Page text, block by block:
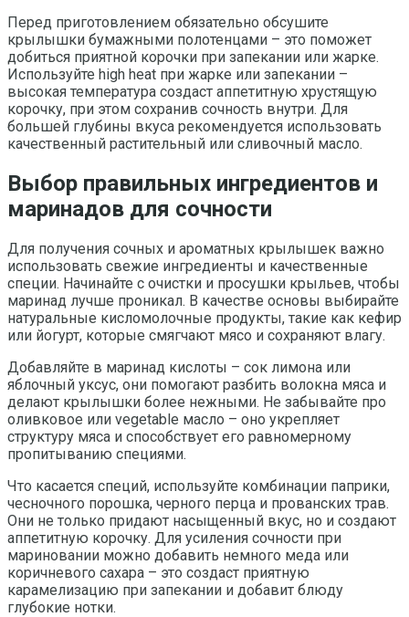
Перед приготовлением обязательно обсушите
крылышки бумажными полотенцами – это поможет
добиться приятной корочки при запекании или жарке.
Используйте high heat при жарке или запекании –
высокая температура создаст аппетитную хрустящую
корочку, при этом сохранив сочность внутри. Для
большей глубины вкуса рекомендуется использовать
качественный растительный или сливочный масло.
Выбор правильных ингредиентов и
маринадов для сочности
Для получения сочных и ароматных крылышек важно
использовать свежие ингредиенты и качественные
специи. Начинайте с очистки и просушки крыльев, чтобы
маринад лучше проникал. В качестве основы выбирайте
натуральные кисломолочные продукты, такие как кефир
или йогурт, которые смягчают мясо и сохраняют влагу.
Добавляйте в маринад кислоты – сок лимона или
яблочный уксус, они помогают разбить волокна мяса и
делают крылышки более нежными. Не забывайте про
оливковое или vegetable масло – оно укрепляет
структуру мяса и способствует его равномерному
пропитыванию специями.
Что касается специй, используйте комбинации паприки,
чесночного порошка, черного перца и прованских трав.
Они не только придают насыщенный вкус, но и создают
аппетитную корочку. Для усиления сочности при
мариновании можно добавить немного меда или
коричневого сахара – это создаст приятную
карамелизацию при запекании и добавит блюду
глубокие нотки.